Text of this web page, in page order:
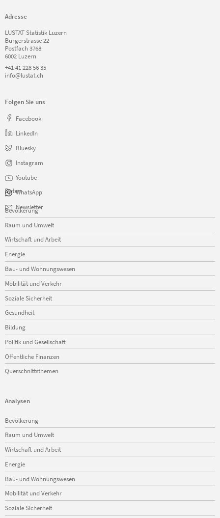
Adresse
LUSTAT Statistik Luzern
Burgerstrasse 22
Postfach 3768
6002 Luzern
+41 41 228 56 35
info@lustat.ch
Folgen Sie uns
Facebook
LinkedIn
Bluesky
Instagram
Youtube
WhatsApp
Newsletter
Daten
Navigation
überspringen
Bevölkerung
Raum und Umwelt
Wirtschaft und Arbeit
Energie
Bau- und Wohnungswesen
Mobilität und Verkehr
Soziale Sicherheit
Gesundheit
Bildung
Politik und Gesellschaft
Öffentliche Finanzen
Querschnittsthemen
Analysen
überspringen
Bevölkerung
Raum und Umwelt
Wirtschaft und Arbeit
Energie
Bau- und Wohnungswesen
Mobilität und Verkehr
Soziale Sicherheit